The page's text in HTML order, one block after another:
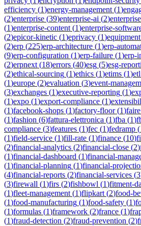
efficiency (1)energy-management (1)
(2)enterprise (39)enterprise-ai (2)
(1)enterprise-content (1)enterprise-
(2)epicor-kinetic (1)eprivacy (1)equipment
(2)erp (225)erp-architecture (1)erp-
(9)erp-configuration (1)erp-failure (1)erp-
(2)erpnext (18)errors (40)esg (5)esg-
(2)ethical-sourcing (1)ethics (1)etims (1)etl
(1)europe (2)evaluation (3)event-
(3)exchanges (1)executive-reporting (1)
(1)expo (1)export-compliance (1)
(1)facebook-shops (1)factory-floor(1)faire
(1)fashion (6)fattura-elettronica (1)fba (1)
compliance (3)features (1)fec (1)fedramp (
(1)field-service (1)fill-rate (1)finance (10)
(2)financial-analytics (2)financial-close (2)
(1)financial-dashboard (1)financial-
(1)financial-planning (1)financial-
(4)financial-reports (2)financial-services (3
(3)firewall (1)firs (2)fishbowl (1)fitment-
(1)fleet-management (1)flipkart (2)food-
(1)food-manufacturing (1)food-safety (1)
(1)formulas (1)framework (2)france (1)
(1)fraud-detection (2)fraud-prevention (2)